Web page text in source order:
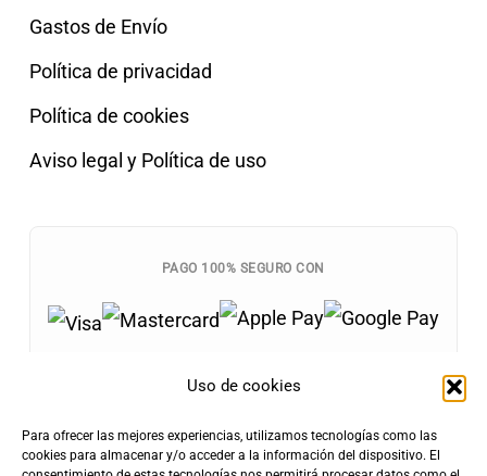
Uso de cookies
Para ofrecer las mejores experiencias, utilizamos tecnologías como las
cookies para almacenar y/o acceder a la información del dispositivo. El
Gastos de Envío
Política de privacidad
Política de cookies
Aviso legal y Política de uso
PAGO 100% SEGURO CON
Envíos Gratis
+100€